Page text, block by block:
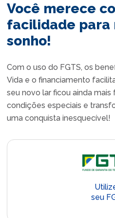
Você merece
facilidade para
sonho!
Com o uso do FGTS, os
Vida e o financiamento
seu novo lar ficou ainda mais
condições especiais e
uma conquista inesquecível!
seu